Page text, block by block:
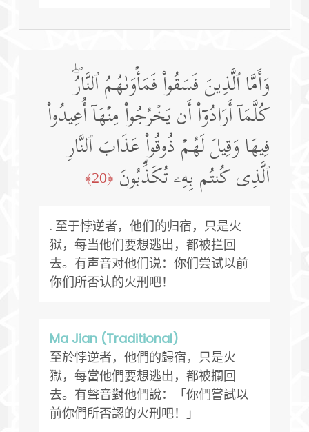
وَأَمَّا ٱلَّذِینَ فَسَقُوا۟ فَمَأۡوَىٰهُمُ ٱلنَّارُۖ
كُلَّمَاۤ أَرَادُوۤا۟ أَن یَخۡرُجُوا۟ مِنۡهَاۤ أُعِیدُوا۟
فِیهَا وَقِیلَ لَهُمۡ ذُوقُوا۟ عَذَابَ ٱلنَّارِ
ٱلَّذِی كُنتُم بِهِۦ تُكَذِّبُونَ ﴿20﴾
. 至于悖逆者，他们的归宿，只是火
狱，每当他们要想逃出，都被拦回
去。有声音对他们说：你们尝试以前
你们所否认的火刑吧！
Ma Jian (Traditional)
至於悖逆者，他們的歸宿，只是火
獄，每當他們要想逃出，都被攔回
去。有聲音對他們說：「你們嘗試以
前你們所否認的火刑吧！」